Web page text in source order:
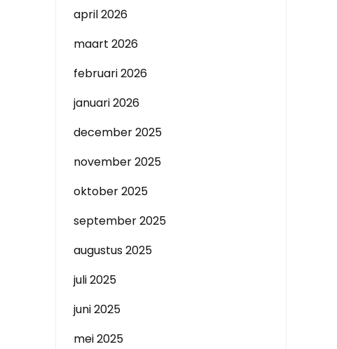
april 2026
maart 2026
februari 2026
januari 2026
december 2025
november 2025
oktober 2025
september 2025
augustus 2025
juli 2025
juni 2025
mei 2025